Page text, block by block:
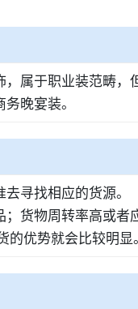
属于职业装范畴
晚宴装。
寻找相应的货源。
货物周转率高或
优势就会比较明显。